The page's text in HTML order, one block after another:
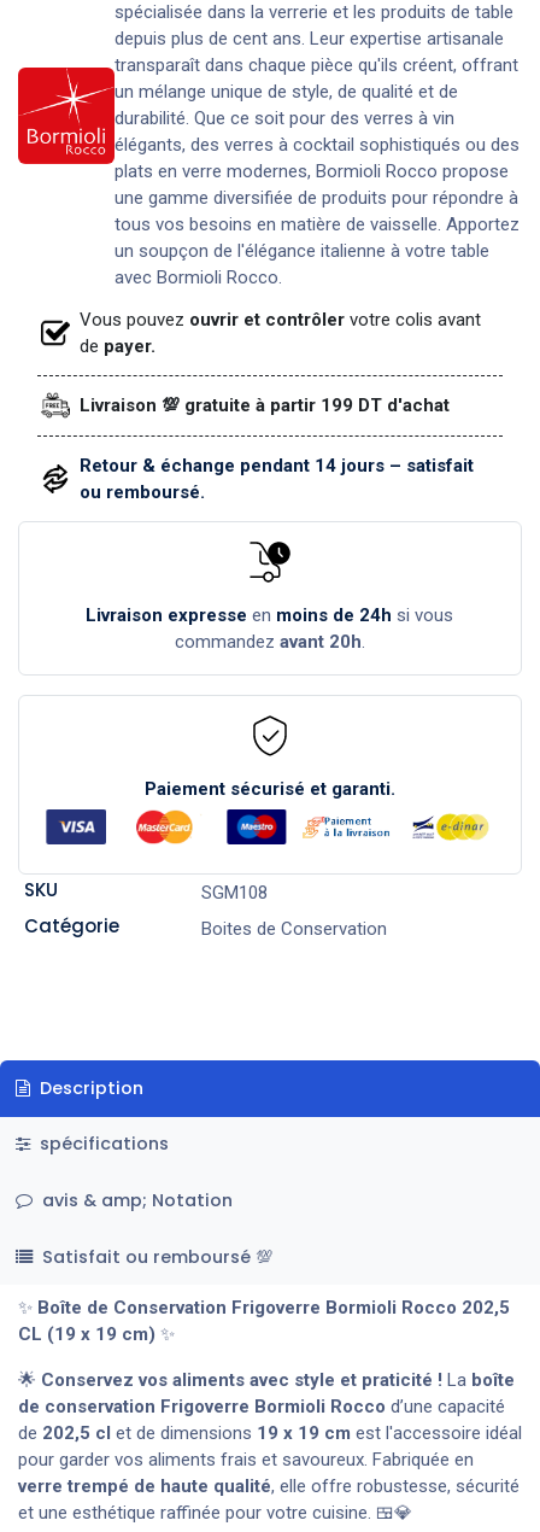
spécialisée dans la verrerie et les produits de table
depuis plus de cent ans. Leur expertise artisanale
transparaît dans chaque pièce qu'ils créent, offrant
un mélange unique de style, de qualité et de
durabilité. Que ce soit pour des verres à vin
élégants, des verres à cocktail sophistiqués ou des
plats en verre modernes, Bormioli Rocco propose
une gamme diversifiée de produits pour répondre à
tous vos besoins en matière de vaisselle. Apportez
un soupçon de l'élégance italienne à votre table
avec Bormioli Rocco.
Vous pouvez ouvrir et contrôler votre colis avant
de payer.
Livraison 💯 gratuite à partir 199 DT d'achat
Retour & échange pendant 14 jours – satisfait
ou remboursé.
Livraison expresse en moins de 24h si vous
commandez avant 20h.
Paiement sécurisé et garanti.
SKU SGM108
Catégorie Boites de Conservation
Description
spécifications
avis & amp; Notation
Satisfait ou remboursé 💯
✨ Boîte de Conservation Frigoverre Bormioli Rocco 202,5
CL (19 x 19 cm) ✨
🌟 Conservez vos aliments avec style et praticité ! La boîte
de conservation Frigoverre Bormioli Rocco d’une capacité
de 202,5 cl et de dimensions 19 x 19 cm est l'accessoire idéal
pour garder vos aliments frais et savoureux. Fabriquée en
verre trempé de haute qualité, elle offre robustesse, sécurité
et une esthétique raffinée pour votre cuisine. 🍱💎